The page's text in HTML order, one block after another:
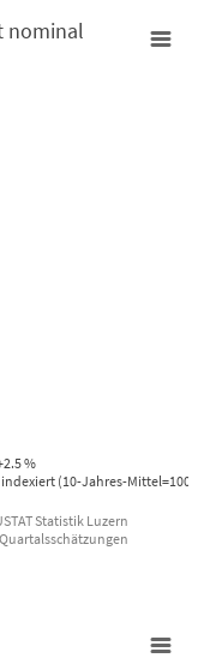
nominal
ranges from 2007-
Data ranges from
% bis +2.5 %
(10-Jahres-Mittel=100)
nominal
Statistik Luzern